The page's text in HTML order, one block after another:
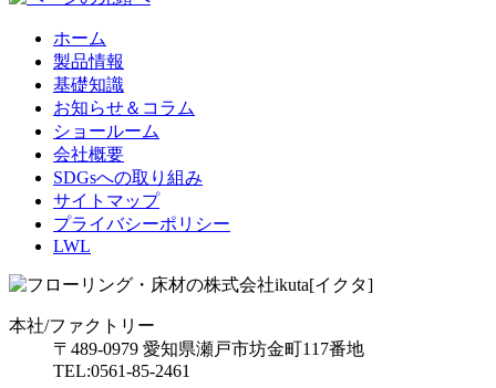
ホーム
製品情報
基礎知識
お知らせ＆コラム
ショールーム
会社概要
SDGsへの取り組み
サイトマップ
プライバシーポリシー
LWL
本社/ファクトリー
〒489-0979 愛知県瀬戸市坊金町117番地
TEL:0561-85-2461